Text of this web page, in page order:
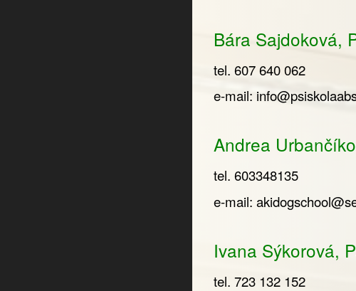
Bára Sajdoková,
tel. 607 640 062
e-mail:
Andrea
tel. 603348135
e-mail:
Ivana Sýkorová,
tel. 723 132 152